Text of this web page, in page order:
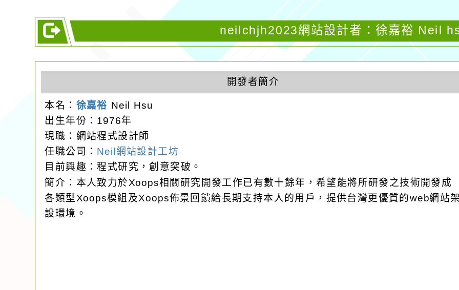
neilchjh2023網站設計者：徐嘉裕 Neil
開發者簡介
本名： 徐嘉裕 Neil Hsu
出生年份：1976年
現職：網站程式設計師
任職公司： Neil網站設計工坊
目前興趣：程式研究，創意突破。
簡介：本人致力於Xoops相關研究開發工作已有數十餘年，希望能將所研發之技術開發成
各類型Xoops模組及Xoops佈景回饋給長期支持本人的用戶，提供台灣更優質的web網站
設環境。